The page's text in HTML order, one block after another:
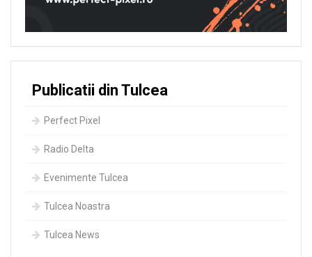
Publicatii din Tulcea
Perfect Pixel
Radio Delta
Evenimente Tulcea
Tulcea Noastra
Tulcea News